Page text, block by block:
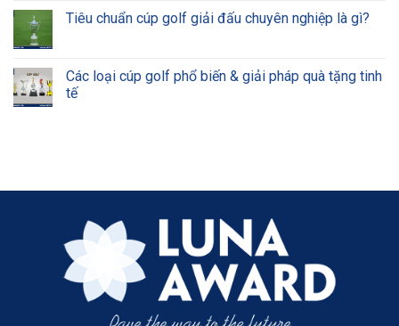
Tiêu chuẩn cúp golf giải đấu chuyên nghiệp là gì?
Các loại cúp golf phổ biến & giải pháp quà tặng tinh
tế